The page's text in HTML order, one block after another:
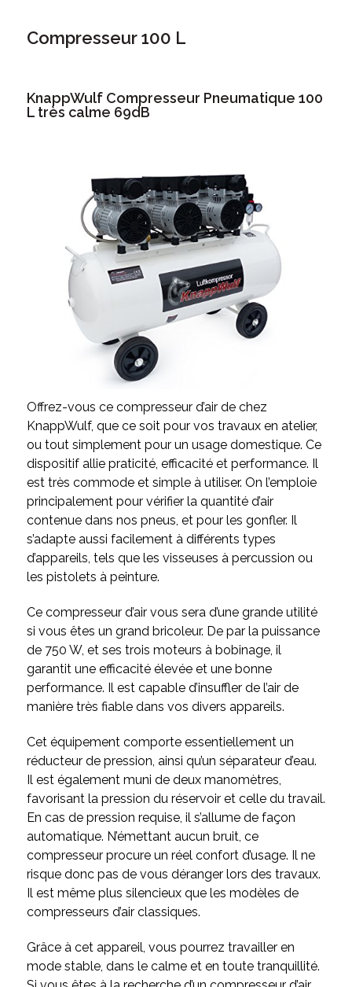
Compresseur 100 L
KnappWulf Compresseur Pneumatique 100
L très calme 69dB
Offrez-vous ce compresseur d’air de chez
KnappWulf, que ce soit pour vos travaux en atelier,
ou tout simplement pour un usage domestique. Ce
dispositif allie praticité, efficacité et performance. Il
est très commode et simple à utiliser. On l’emploie
principalement pour vérifier la quantité d’air
contenue dans nos pneus, et pour les gonfler. Il
s’adapte aussi facilement à différents types
d’appareils, tels que les visseuses à percussion ou
les pistolets à peinture.
Ce compresseur d’air vous sera d’une grande utilité
si vous êtes un grand bricoleur. De par la puissance
de 750 W, et ses trois moteurs à bobinage, il
garantit une efficacité élevée et une bonne
performance. Il est capable d’insuffler de l’air de
manière très fiable dans vos divers appareils.
Cet équipement comporte essentiellement un
réducteur de pression, ainsi qu’un séparateur d’eau.
Il est également muni de deux manomètres,
favorisant la pression du réservoir et celle du travail.
En cas de pression requise, il s’allume de façon
automatique. N’émettant aucun bruit, ce
compresseur procure un réel confort d’usage. Il ne
risque donc pas de vous déranger lors des travaux.
Il est même plus silencieux que les modèles de
compresseurs d’air classiques.
Grâce à cet appareil, vous pourrez travailler en
mode stable, dans le calme et en toute tranquillité.